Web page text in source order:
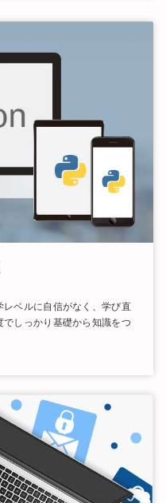
レベルに自信がなく、学び直
しっかり基礎から知識をつ